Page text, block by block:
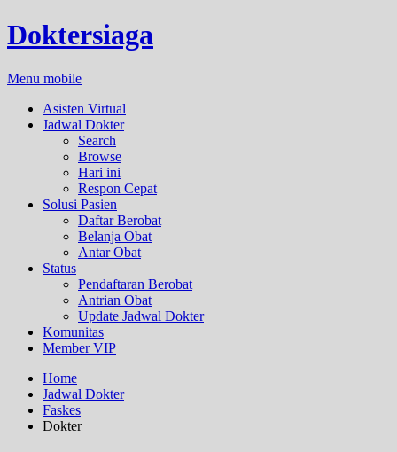
Doktersiaga
Menu mobile
Asisten Virtual
Jadwal Dokter
Search
Browse
Hari ini
Respon Cepat
Solusi Pasien
Daftar Berobat
Belanja Obat
Antar Obat
Status
Pendaftaran Berobat
Antrian Obat
Update Jadwal Dokter
Komunitas
Member VIP
Home
Jadwal Dokter
Faskes
Dokter